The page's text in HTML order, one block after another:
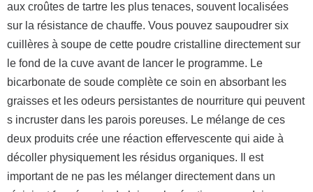
aux croûtes de tartre les plus tenaces, souvent localisées
sur la résistance de chauffe. Vous pouvez saupoudrer six
cuillères à soupe de cette poudre cristalline directement sur
le fond de la cuve avant de lancer le programme. Le
bicarbonate de soude complète ce soin en absorbant les
graisses et les odeurs persistantes de nourriture qui peuvent
s incruster dans les parois poreuses. Le mélange de ces
deux produits crée une réaction effervescente qui aide à
décoller physiquement les résidus organiques. Il est
important de ne pas les mélanger directement dans un